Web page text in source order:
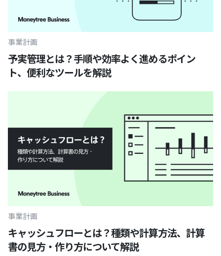
事業計画
予実管理とは？手順や効率よく進めるポイン
ト、便利なツールを解説
事業計画
キャッシュフローとは？種類や計算方法、計算
書の見方・作り方について解説